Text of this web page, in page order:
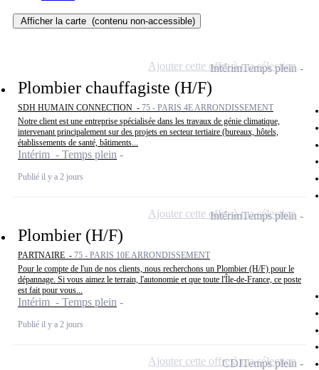
Afficher la carte (contenu non-accessible)
Plombier chauffagiste (H/F)
SDH HUMAIN CONNECTION - 75 - PARIS 4E ARRONDISSEMENT
Notre client est une entreprise spécialisée dans les travaux de génie climatique,
intervenant principalement sur des projets en secteur tertiaire (bureaux, hôtels,
établissements de santé, bâtiments...
Intérim - Temps plein
Publié il y a 2 jours
IntérimTemps plein
Ajouter cette offre à ma sélection
Plombier (H/F)
PARTNAIRE - 75 - PARIS 10E ARRONDISSEMENT
Pour le compte de l'un de nos clients, nous recherchons un Plombier (H/F) pour le
dépannage. Si vous aimez le terrain, l'autonomie et que toute l'Île-de-France, ce poste
est fait pour vous...
Intérim - Temps plein
Publié il y a 2 jours
IntérimTemps plein
Ajouter cette offre à ma sélection
CDITemps plein
Ajouter cette offre à ma sélection